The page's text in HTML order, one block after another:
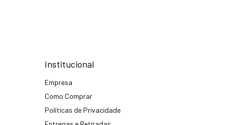
Institucional
Empresa
Como Comprar
Políticas de Privacidade